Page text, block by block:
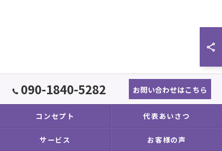
090-1840-5282 お問い合わせはこちら
コンセプト 代表あいさつ
サービス お客様の声